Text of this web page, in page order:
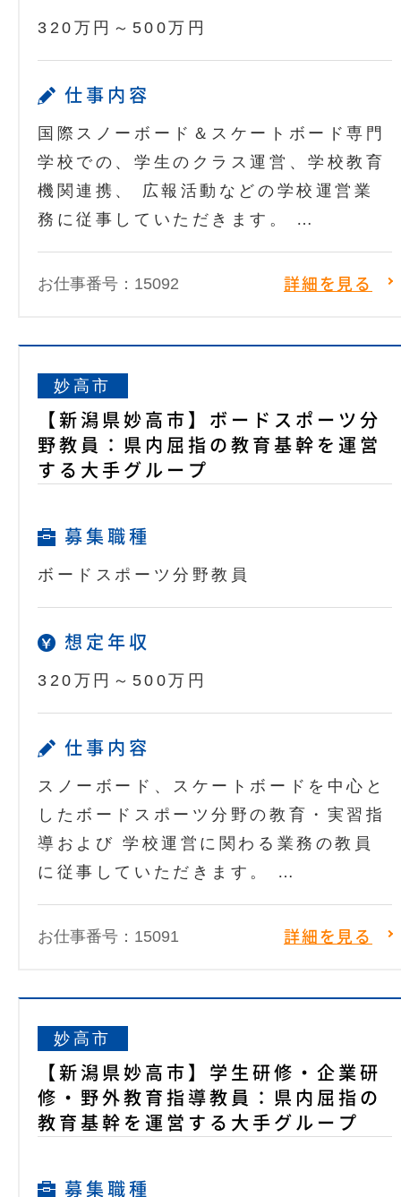
320万円～500万円
仕事内容
国際スノーボード＆スケートボード専門
学校での、学生のクラス運営、学校教育
機関連携、 広報活動などの学校運営業
務に従事していただきます。 …
お仕事番号：15092 詳細を見る
妙高市
【新潟県妙高市】ボードスポーツ分
野教員：県内屈指の教育基幹を運営
する大手グループ
募集職種
ボードスポーツ分野教員
想定年収
320万円～500万円
仕事内容
スノーボード、スケートボードを中心と
したボードスポーツ分野の教育・実習指
導および 学校運営に関わる業務の教員
に従事していただきます。 …
お仕事番号：15091 詳細を見る
妙高市
【新潟県妙高市】学生研修・企業研
修・野外教育指導教員：県内屈指の
教育基幹を運営する大手グループ
募集職種